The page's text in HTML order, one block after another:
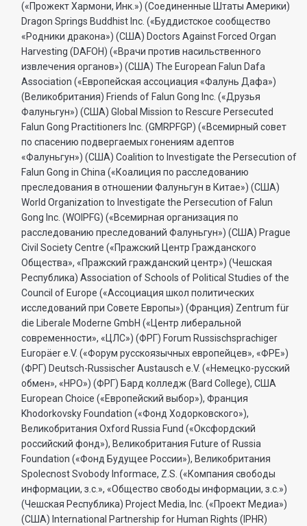
(«Прожект Хармони, Инк.») (Соединенные Штаты Америки)
Dragon Springs Buddhist Inc. («Буддистское сообщество
«Родники дракона») (США) Doctors Against Forced Organ
Harvesting (DAFOH) («Врачи против насильственного
извлечения органов») (США) The European Falun Dafa
Association («Европейская ассоциация «Фалунь Дафа»)
(Великобритания) Friends of Falun Gong Inc. («Друзья
Фалуньгун») (США) Global Mission to Rescure Persecuted
Falun Gong Practitioners Inc. (GMRPFGP) («Всемирный совет
по спасению подвергаемых гонениям адептов
«Фалуньгун») (США) Coalition to Investigate the Persecution of
Falun Gong in China («Коалиция по расследованию
преследования в отношении Фалуньгун в Китае») (США)
World Organization to Investigate the Persecution of Falun
Gong Inc. (WOIPFG) («Всемирная организация по
расследованию преследований Фалуньгун») (США) Prague
Civil Society Centre («Пражский Центр Гражданского
Общества», «Пражский гражданский центр») (Чешская
Республика) Association of Schools of Political Studies of the
Council of Europe («Ассоциация школ политических
исследований при Совете Европы») (Франция) Zentrum für
die Liberale Moderne GmbH («Центр либеральной
современности», «ЦЛС») (ФРГ) Forum Russischsprachiger
Europäer e.V. («Форум русскоязычных европейцев», «ФРЕ»)
(ФРГ) Deutsch-Russischer Austausch e.V. («Немецко-русский
обмен», «НРО») (ФРГ) Бард колледж (Bard College), США
European Choice («Европейский выбор»), Франция
Khodorkovsky Foundation («Фонд Ходорковского»),
Великобритания Oxford Russia Fund («Оксфордский
российский фонд»), Великобритания Future of Russia
Foundation («Фонд Будущее России»), Великобритания
Spolecnost Svobody Informace, Z.S. («Компания свободы
информации, з.с.», «Общество свободы информации, з.с.»)
(Чешская Республика) Project Media, Inc. («Проект Медиа»)
(США) International Partnership for Human Rights (IPHR)